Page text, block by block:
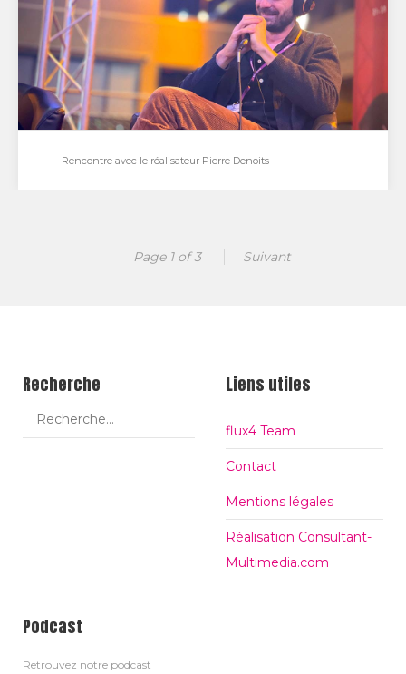
Rencontre avec Milena Czernovski et Lilith Kraxner
pour le film Beatrix présenté au festival…
Entretien avec le réalisateur Pierre Denoits
Rencontre avec le réalisateur Pierre Denoits
Page 1 of 3 Suivant
Recherche Liens utiles
flux4 Team
Contact
Mentions légales
Réalisation Consultant-
Multimedia.com
Podcast
Retrouvez notre podcast